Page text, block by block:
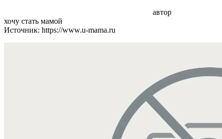
автор
хочу стать мамой
Источник: https://www.u-mama.ru